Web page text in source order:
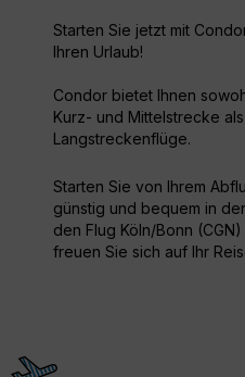
Starten Sie jetzt mit
Ihren Urlaub!
Condor bietet Ihnen
Kurz- und Mittelstrecke
Langstreckenflüge.
Starten Sie von Ihrem
günstig und bequem in
den Flug Köln/Bonn
freuen Sie sich auf Ihr